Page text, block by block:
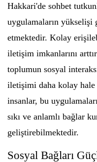
Hakkari'de sohbet
uygulamaların
etmektedir. Kolay
iletişim imkanlarını
toplumun sosyal
iletişimi daha kolay
insanlar, bu
sıkı ve anlamlı bağlar
geliştirebilmektedir.
Sosyal Bağları